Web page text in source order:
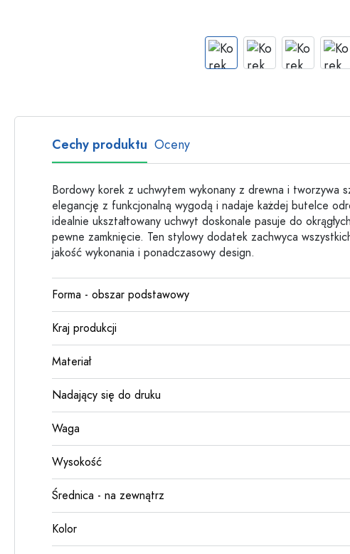
Cechy produktu Oceny
Bordowy korek z uchwytem wykonany z drewna i tworzywa
elegancję z funkcjonalną wygodą i nadaje każdej butelce
idealnie ukształtowany uchwyt doskonale pasuje do
pewne zamknięcie. Ten stylowy dodatek zachwyca
jakość wykonania i ponadczasowy design.
Forma - obszar podstawowy
Kraj produkcji
Materiał
Nadający się do druku
Waga
Wysokość
Średnica - na zewnątrz
Kolor